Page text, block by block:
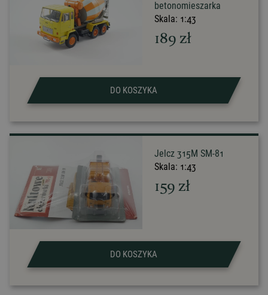
betonomieszarka
Skala: 1:43
189 zł
DO KOSZYKA
Jelcz 315M SM-81
Skala: 1:43
159 zł
DO KOSZYKA